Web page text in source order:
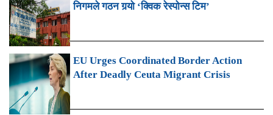
निगमले गठन गर्‍यो ‘क्विक रेस्पोन्स टिम’
EU Urges Coordinated Border Action
After Deadly Ceuta Migrant Crisis